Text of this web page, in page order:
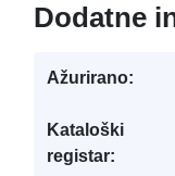
Dodatne
Ažurirano:
Kataloški
registar: